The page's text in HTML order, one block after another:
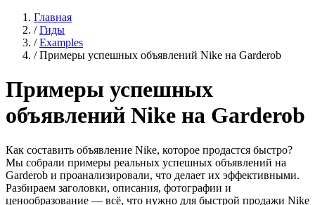
Главная
/ Гиды
/ Examples
/ Примеры успешных объявлений Nike на Garderob
Примеры успешных
объявлений Nike на Garderob
Как составить объявление Nike, которое продастся быстро?
Мы собрали примеры реальных успешных объявлений на
Garderob и проанализировали, что делает их эффективными.
Разбираем заголовки, описания, фотографии и
ценообразование — всё, что нужно для быстрой продажи Nike